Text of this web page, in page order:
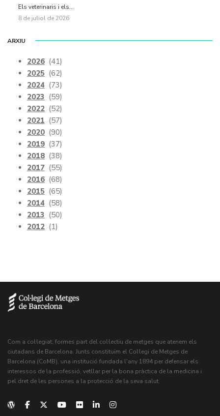
Els veterinaris i els...
8 de juliol de 2026
ARXIU
2026 (41)
2025 (62)
2024 (73)
2023 (59)
2022 (52)
2021 (57)
2020 (90)
2019 (37)
2018 (38)
2017 (55)
2016 (68)
2015 (65)
2014 (58)
2013 (50)
2012 (1)
Com a col·legiat, formes part del col·lectiu de metges que atenem els
ciutadans de Barcelona. Junts constituïm el Col·legi de Metges de
Barcelona (CoMB), una institució fundada l'any 1894 per defensar els
interessos de la professió, vetllar per la bona pràctica de la medicina i
pel dret de les persones a la protecció de la seva salut.